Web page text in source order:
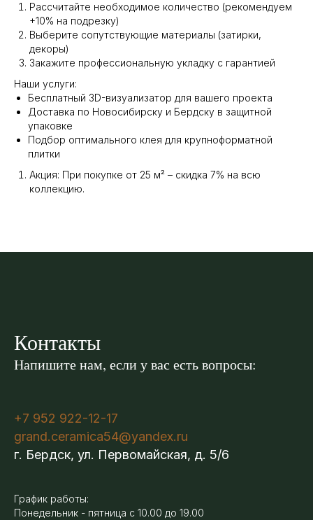
Рассчитайте необходимое количество (рекомендуем
+10% на подрезку)
Выберите сопутствующие материалы (затирки,
декоры)
Закажите профессиональную укладку с гарантией
Наши услуги:
Бесплатный 3D-визуализатор для вашего проекта
Доставка по Новосибирску и Бердску в защитной
упаковке
Подбор оптимального клея для крупноформатной
плитки
Акция: При покупке от 25 м² – скидка 7% на всю
коллекцию.
Контакты
Напишите нам, если у вас есть вопросы:
+7 952 922-12-17
grand.ceramica54@yandex.ru
г. Бердск, ул. Первомайская, д. 5/6
График работы:
Понедельник - пятница с 10.00 до 19.00